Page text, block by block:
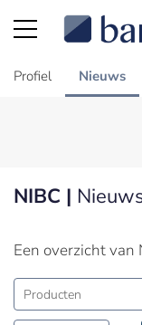
Profiel Nieuws
NIBC |
Een overzicht van
Producten